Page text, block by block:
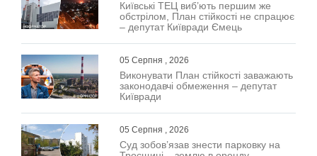
Київські ТЕЦ виб’ють першим же
обстрілом, План стійкості не спрацює
– депутат Київради Ємець
05 Серпня , 2026
Виконувати План стійкості заважають
законодавчі обмеження – депутат
Київради
05 Серпня , 2026
Суд зобов’язав знести парковку на